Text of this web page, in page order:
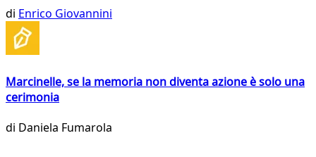
di Enrico Giovannini
Marcinelle, se la memoria non diventa azione è solo una
cerimonia
di Daniela Fumarola